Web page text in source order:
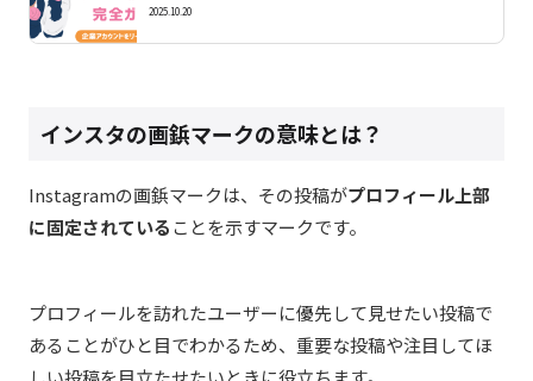
2025.10.20
インスタの画鋲マークの意味とは？
Instagramの画鋲マークは、その投稿がプロフィール上部
に固定されていることを示すマークです。
プロフィールを訪れたユーザーに優先して見せたい投稿で
あることがひと目でわかるため、重要な投稿や注目してほ